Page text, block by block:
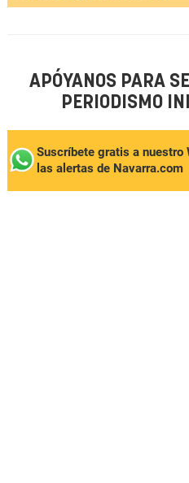
APÓYANOS PARA
PERIODISMO
Suscríbete gratis a nuestro
las alertas de Navarra.com